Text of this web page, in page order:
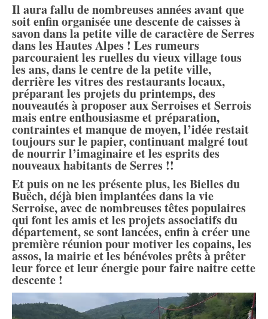
Il aura fallu de nombreuses années avant que
soit enfin organisée une descente de caisses à
savon dans la petite ville de caractère de Serres
dans les Hautes Alpes ! Les rumeurs
parcouraient les ruelles du vieux village tous
les ans, dans le centre de la petite ville,
derrière les vitres des restaurants locaux,
préparant les projets du printemps, des
nouveautés à proposer aux Serroises et Serrois
mais entre enthousiasme et préparation,
contraintes et manque de moyen, l’idée restait
toujours sur le papier, continuant malgré tout
de nourrir l’imaginaire et les esprits des
nouveaux habitants de Serres !!
Et puis on ne les présente plus, les Bielles du
Buëch, déjà bien implantées dans la vie
Serroise, avec de nombreuses têtes populaires
qui font les amis et les projets associatifs du
département, se sont lancées, enfin à créer une
première réunion pour motiver les copains, les
assos, la mairie et les bénévoles prêts à prêter
leur force et leur énergie pour faire naitre cette
descente !
Lecteur
vidéo